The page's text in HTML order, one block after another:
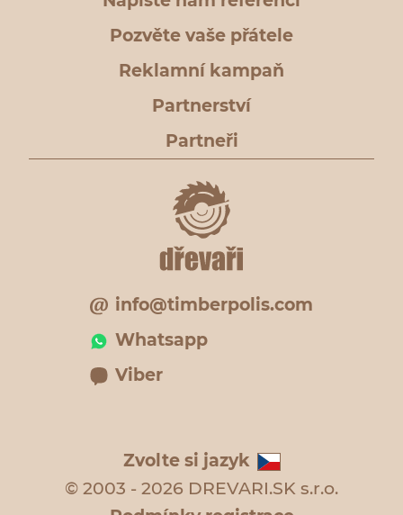
Pozvěte vaše přátele
Reklamní kampaň
Partnerství
Partneři
info@timberpolis.com
Whatsapp
Viber
Zvolte si jazyk
© 2003 - 2026 DREVARI.SK s.r.o.